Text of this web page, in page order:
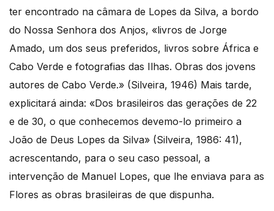
ter encontrado na câmara de Lopes da Silva, a bordo
do Nossa Senhora dos Anjos, «livros de Jorge
Amado, um dos seus preferidos, livros sobre África e
Cabo Verde e fotografias das Ilhas. Obras dos jovens
autores de Cabo Verde.» (Silveira, 1946) Mais tarde,
explicitará ainda: «Dos brasileiros das gerações de 22
e de 30, o que conhecemos devemo-lo primeiro a
João de Deus Lopes da Silva» (Silveira, 1986: 41),
acrescentando, para o seu caso pessoal, a
intervenção de Manuel Lopes, que lhe enviava para as
Flores as obras brasileiras de que dispunha.